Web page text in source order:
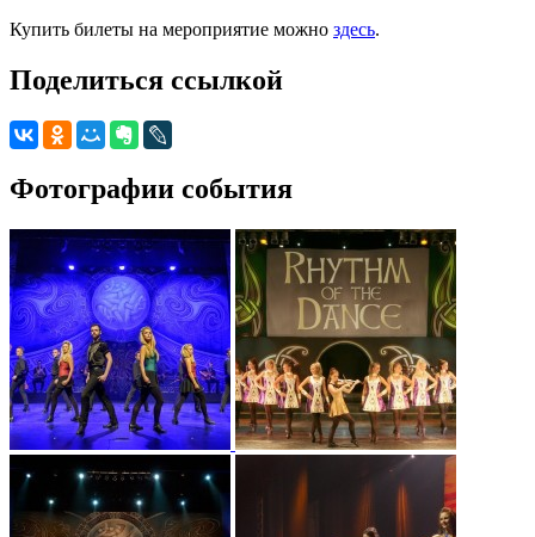
Купить билеты на мероприятие можно здесь.
Поделиться ссылкой
Фотографии события